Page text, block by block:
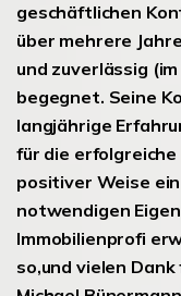
geschäftlichen
über mehrere
und zuverlässig
begegnet. Seine
langjährige
für die
positiver Weise
notwendigen
Immobilienprofi
so,und vielen